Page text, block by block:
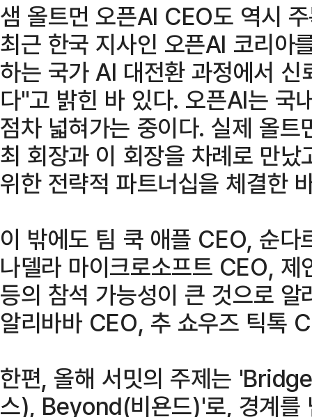
샘 올트먼 오픈AI CEO도 역시
최근 한국 지사인 오픈AI 코리아
하는 국가 AI 대전환 과정에서
다"고 밝힌 바 있다. 오픈AI는 국
점차 넓혀가는 중이다. 실제 올
최 회장과 이 회장을 차례로 만
위한 전략적 파트너십을 체결한
이 밖에도 팀 쿡 애플 CEO, 순
나델라 마이크로소프트 CEO,
등의 참석 가능성이 큰 것으로
알리바바 CEO, 추 쇼우즈 틱톡
한편, 올해 서밋의 주제는
스), Beyond(비욘드)'로, 경계를